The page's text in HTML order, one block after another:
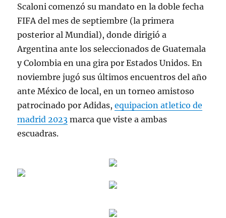
Scaloni comenzó su mandato en la doble fecha
FIFA del mes de septiembre (la primera
posterior al Mundial), donde dirigió a
Argentina ante los seleccionados de Guatemala
y Colombia en una gira por Estados Unidos. En
noviembre jugó sus últimos encuentros del año
ante México de local, en un torneo amistoso
patrocinado por Adidas,equipacion atletico de
madrid 2023 marca que viste a ambas
escuadras.